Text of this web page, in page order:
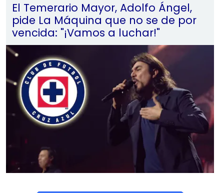
El Temerario Mayor, Adolfo Ángel,
pide La Máquina que no se de por
vencida: "¡Vamos a luchar!"